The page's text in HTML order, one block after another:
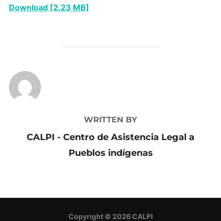
Download [2.23 MB]
WRITTEN BY
CALPI - Centro de Asistencia Legal a
Pueblos indígenas
Copyright © 2026 CALPI